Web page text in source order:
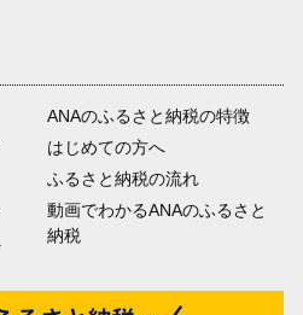
ANAのふるさと納税の特徴
はじめての方へ
ふるさと納税の流れ
動画でわかるANAのふるさと
納税